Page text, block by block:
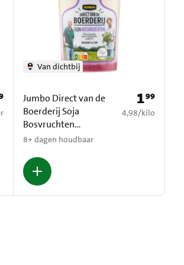
€ 1,99
liter
Jumbo Direct van de
Boerderij Soja
Bosvruchten
Plantaardig Alternatief
8+ dagen houdbaar
Van dichtbij
Prijs: € 1,99
199
€ 4,98 per kilo
4,98/kilo